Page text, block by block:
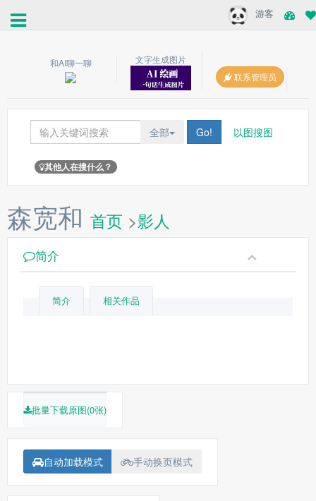
游客
和AI聊一聊
文字生成图片
联系管理员
全部 Go! 以图搜图
其他人在搜什么？
森宽和 首页 >影人
简介
简介 相关作品
批量下载原图(0张)
自动加载模式 手动换页模式